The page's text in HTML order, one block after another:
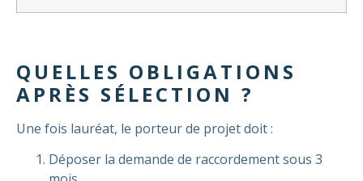
QUELLES OBLIGATIONS
APRÈS SÉLECTION ?
Une fois lauréat, le porteur de projet doit :
Déposer la demande de raccordement sous 3